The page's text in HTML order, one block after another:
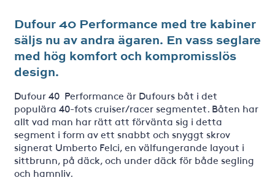
Dufour 40 Performance med tre kabiner
säljs nu av andra ägaren. En vass seglare
med hög komfort och kompromisslös
design.
Dufour 40 Performance är Dufours båt i det
populära 40-fots cruiser/racer segmentet. Båten har
allt vad man har rätt att förvänta sig i detta
segment i form av ett snabbt och snyggt skrov
signerat Umberto Felci, en välfungerande layout i
sittbrunn, på däck, och under däck för både segling
och hamnliv.